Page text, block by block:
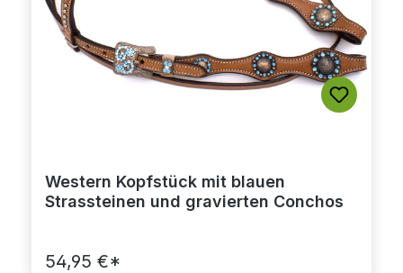
Western Kopfstück mit blauen
Strassteinen und gravierten Conchos
54,95 €*